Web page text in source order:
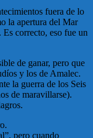
fuera de lo
la apertura del Mar
Es correcto, eso fue un
de ganar, pero que
y los de Amalec.
la guerra de los Seis
de maravillarse).
pero cuando